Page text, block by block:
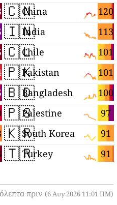
🇨🇳 120
China
🇮🇳 113
India
🇨🇱 101
Chile
🇵🇰 101
Pakistan
🇧🇩 100
Bangladesh
🇵🇸 97
Palestine
🇰🇷 91
South Korea
🇹🇷 91
Turkey
πριν (6 Αυγ 2026 11:01 ΠΜ)